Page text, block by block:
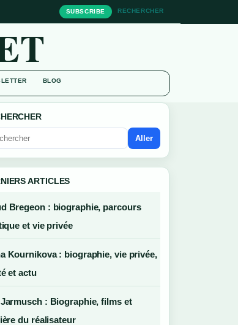
SUBSCRIBE RECHERCHER
BLOG
Aller
ARTICLES
Bregeon : biographie, parcours
et vie privée
Kournikova : biographie, vie privée,
et actu
: Biographie, films et
du réalisateur